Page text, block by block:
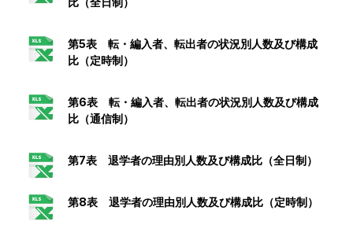
第5表 転・編入者、転出者の状況別人数及び構成
比（定時制）
第6表 転・編入者、転出者の状況別人数及び構成
比（通信制）
第7表 退学者の理由別人数及び構成比（全日制）
第8表 退学者の理由別人数及び構成比（定時制）